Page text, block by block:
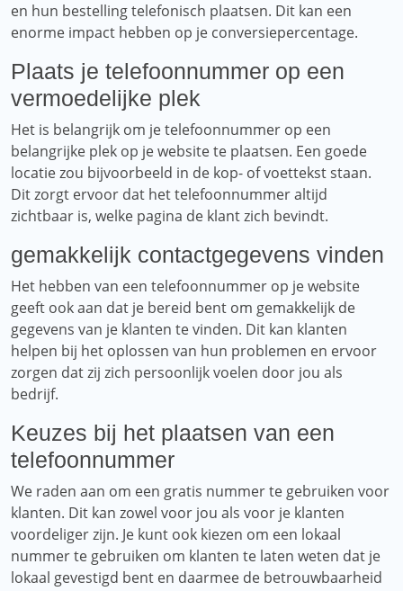
en hun bestelling telefonisch plaatsen. Dit kan een
enorme impact hebben op je conversiepercentage.
Plaats je telefoonnummer op een
vermoedelijke plek
Het is belangrijk om je telefoonnummer op een
belangrijke plek op je website te plaatsen. Een goede
locatie zou bijvoorbeeld in de kop- of voettekst staan.
Dit zorgt ervoor dat het telefoonnummer altijd
zichtbaar is, welke pagina de klant zich bevindt.
gemakkelijk contactgegevens vinden
Het hebben van een telefoonnummer op je website
geeft ook aan dat je bereid bent om gemakkelijk de
gegevens van je klanten te vinden. Dit kan klanten
helpen bij het oplossen van hun problemen en ervoor
zorgen dat zij zich persoonlijk voelen door jou als
bedrijf.
Keuzes bij het plaatsen van een
telefoonnummer
We raden aan om een ​​gratis nummer te gebruiken voor
klanten. Dit kan zowel voor jou als voor je klanten
voordeliger zijn. Je kunt ook kiezen om een ​​lokaal
nummer te gebruiken om klanten te laten weten dat je
lokaal gevestigd bent en daarmee de betrouwbaarheid